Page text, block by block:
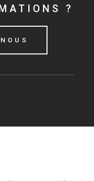
?